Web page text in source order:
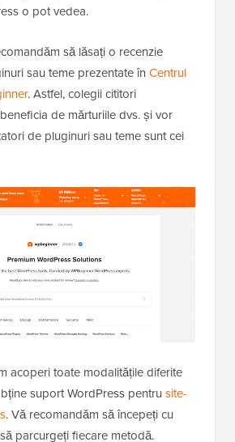
o pot vedea.
să lăsați o recenzie
sau teme prezentate în Centrul
. Astfel, colegii cititori
de mărturiile dvs. și vor
de pluginuri sau teme sunt cei
acoperi toate modalitățile diferite
suport WordPress pentru site-
. Vă recomandăm să începeți cu
parcurgeți fiecare metodă.